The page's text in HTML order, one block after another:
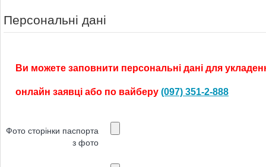
Персональні дані
Ви можете заповнити персональні дані для
онлайн заявці або по вайберу (097) 351-2-888
Фото сторінки паспорта
з фото